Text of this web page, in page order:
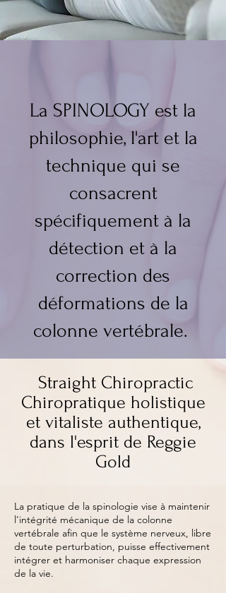
La SPINOLOGY est la
philosophie, l'art et la
technique qui se
consacrent
spécifiquement à la
détection et à la
correction des
déformations de la
colonne vertébrale.
Straight Chiropractic
Chiropratique holistique
et vitaliste authentique,
dans l'esprit de Reggie
Gold
La pratique de la spinologie vise à maintenir
l'intégrité mécanique de la colonne
vertébrale afin que le système nerveux, libre
de toute perturbation, puisse effectivement
intégrer et harmoniser chaque expression
de la vie.